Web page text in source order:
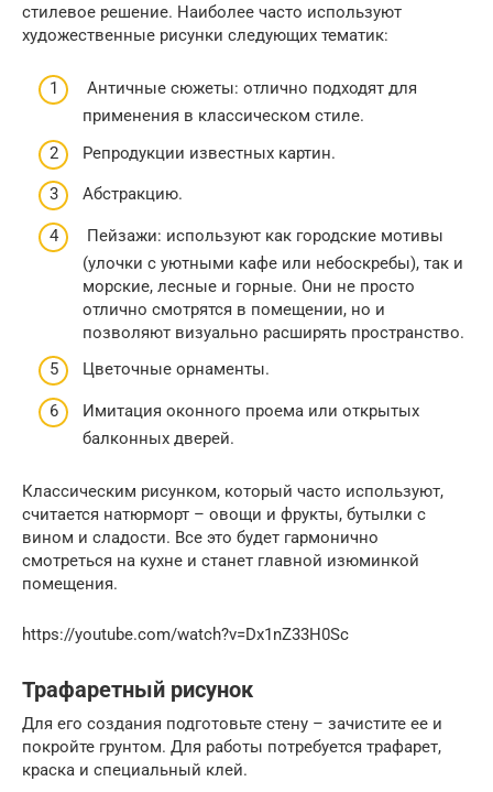
стилевое решение. Наиболее часто используют
художественные рисунки следующих тематик:
Античные сюжеты: отлично подходят для
применения в классическом стиле.
Репродукции известных картин.
Абстракцию.
Пейзажи: используют как городские мотивы
(улочки с уютными кафе или небоскребы), так и
морские, лесные и горные. Они не просто
отлично смотрятся в помещении, но и
позволяют визуально расширять пространство.
Цветочные орнаменты.
Имитация оконного проема или открытых
балконных дверей.
Классическим рисунком, который часто используют,
считается натюрморт – овощи и фрукты, бутылки с
вином и сладости. Все это будет гармонично
смотреться на кухне и станет главной изюминкой
помещения.
https://youtube.com/watch?v=Dx1nZ33H0Sc
Трафаретный рисунок
Для его создания подготовьте стену – зачистите ее и
покройте грунтом. Для работы потребуется трафарет,
краска и специальный клей.